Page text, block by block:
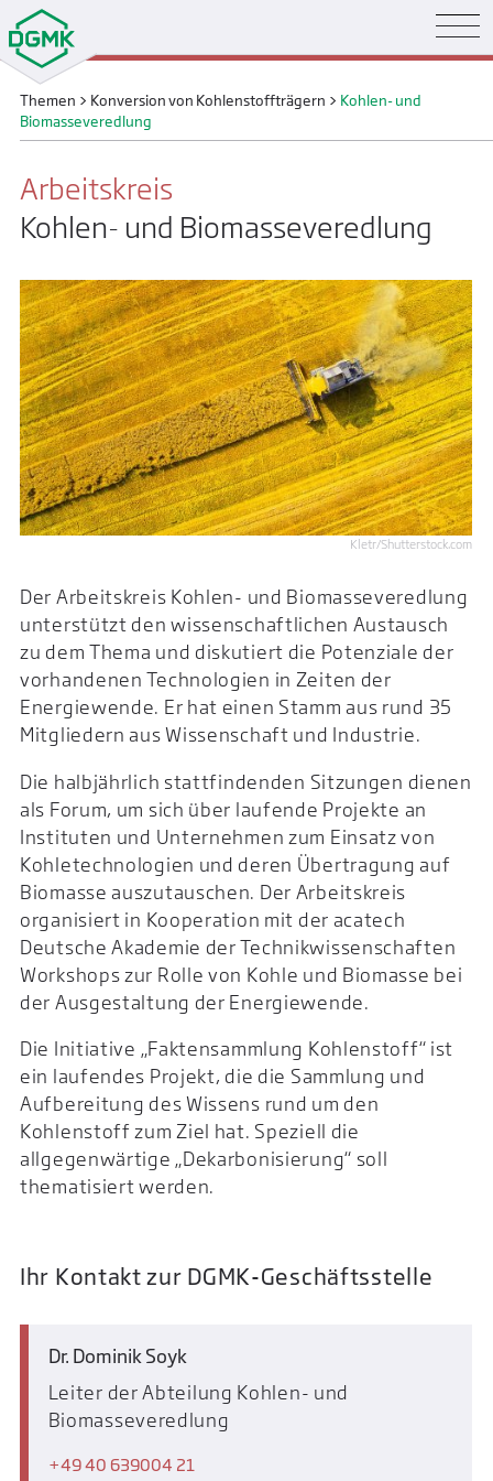
Themen > Konversion von Kohlenstoffträgern > Kohlen- und
Biomasseveredlung
Arbeitskreis
Kohlen- und Biomasseveredlung
Kletr/Shutterstock.com
Der Arbeitskreis Kohlen- und Biomasseveredlung
unterstützt den wissenschaftlichen Austausch
zu dem Thema und diskutiert die Potenziale der
vorhandenen Technologien in Zeiten der
Energiewende. Er hat einen Stamm aus rund 35
Mitgliedern aus Wissenschaft und Industrie.
Die halbjährlich stattfindenden Sitzungen dienen
als Forum, um sich über laufende Projekte an
Instituten und Unternehmen zum Einsatz von
Kohletechnologien und deren Übertragung auf
Biomasse auszutauschen. Der Arbeitskreis
organisiert in Kooperation mit der acatech
Deutsche Akademie der Technikwissenschaften
Workshops zur Rolle von Kohle und Biomasse bei
der Ausgestaltung der Energiewende.
Die Initiative „Faktensammlung Kohlenstoff“ ist
ein laufendes Projekt, die die Sammlung und
Aufbereitung des Wissens rund um den
Kohlenstoff zum Ziel hat. Speziell die
allgegenwärtige „Dekarbonisierung“ soll
thematisiert werden.
Ihr Kontakt zur DGMK-Geschäftsstelle
Dr. Dominik Soyk
Leiter der Abteilung Kohlen- und
Biomasseveredlung
+49 40 639004 21